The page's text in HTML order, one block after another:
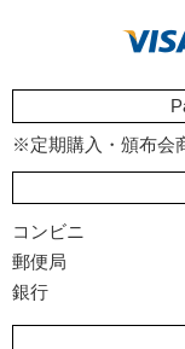
※定期購入・頒布会
コンビニ
郵便局
銀行